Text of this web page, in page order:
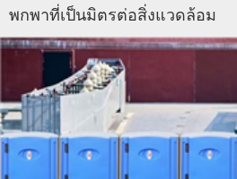
พกพาที่เป็นมิตรต่อสิ่งแวดล้อม